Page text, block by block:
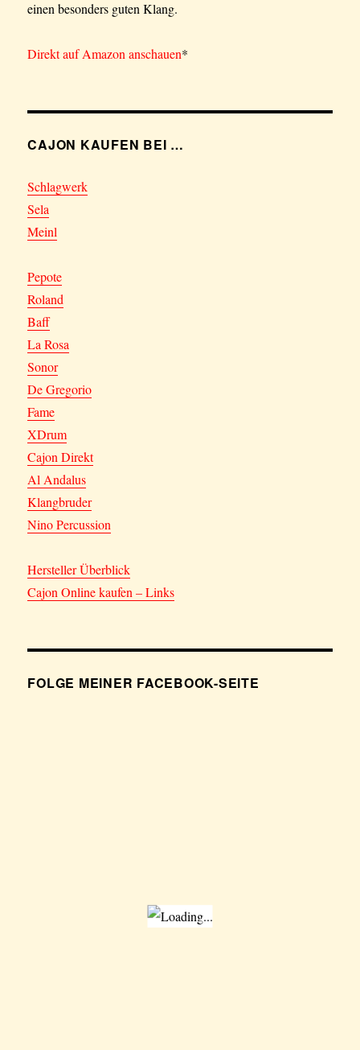
einen besonders guten Klang.
Direkt auf Amazon anschauen*
CAJON KAUFEN BEI …
Schlagwerk
Sela
Meinl
Pepote
Roland
Baff
La Rosa
Sonor
De Gregorio
Fame
XDrum
Cajon Direkt
Al Andalus
Klangbruder
Nino Percussion
Hersteller Überblick
Cajon Online kaufen – Links
FOLGE MEINER FACEBOOK-SEITE